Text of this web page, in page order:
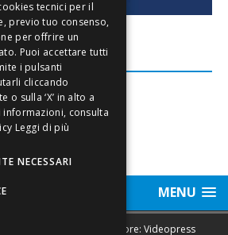
MENU
pubblicità e annunci Editore: Videopress
Leggi di più
NECESSARI